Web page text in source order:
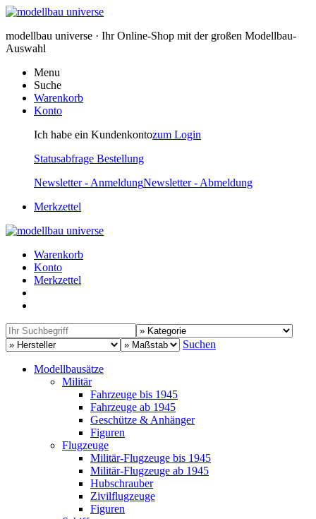
modellbau universe · Ihr Online-Shop mit der großen Modellbau-
Auswahl
Menu
Suche
Warenkorb
Konto
Ich habe ein Kundenkontozum Login
Statusabfrage Bestellung
Newsletter - AnmeldungNewsletter - Abmeldung
Merkzettel
Warenkorb
Konto
Merkzettel
Suchen
Modellbausätze
Militär
Fahrzeuge bis 1945
Fahrzeuge ab 1945
Geschütze & Anhänger
Figuren
Flugzeuge
Militär-Flugzeuge bis 1945
Militär-Flugzeuge ab 1945
Hubschrauber
Zivilflugzeuge
Figuren